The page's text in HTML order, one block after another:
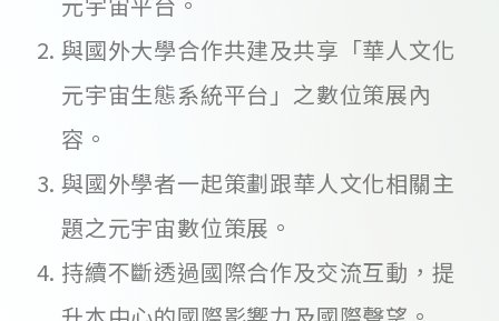
與國外大學合作共建及共享「華人文化
元宇宙生態系統平台」之數位策展內
容。
與國外學者一起策劃跟華人文化相關主
題之元宇宙數位策展。
持續不斷透過國際合作及交流互動，提